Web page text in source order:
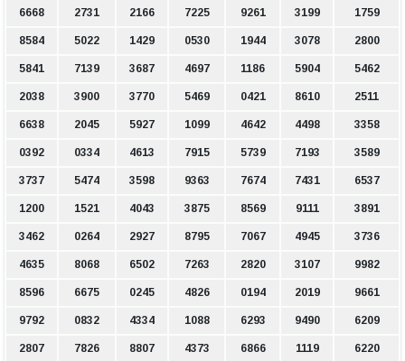
6668 2731 2166 7225 9261 3199 1759
8584 5022 1429 0530 1944 3078 2800
5841 7139 3687 4697 1186 5904 5462
2038 3900 3770 5469 0421 8610 2511
6638 2045 5927 1099 4642 4498 3358
0392 0334 4613 7915 5739 7193 3589
3737 5474 3598 9363 7674 7431 6537
1200 1521 4043 3875 8569 9111 3891
3462 0264 2927 8795 7067 4945 3736
4635 8068 6502 7263 2820 3107 9982
8596 6675 0245 4826 0194 2019 9661
9792 0832 4334 1088 6293 9490 6209
2807 7826 8807 4373 6866 1119 6220